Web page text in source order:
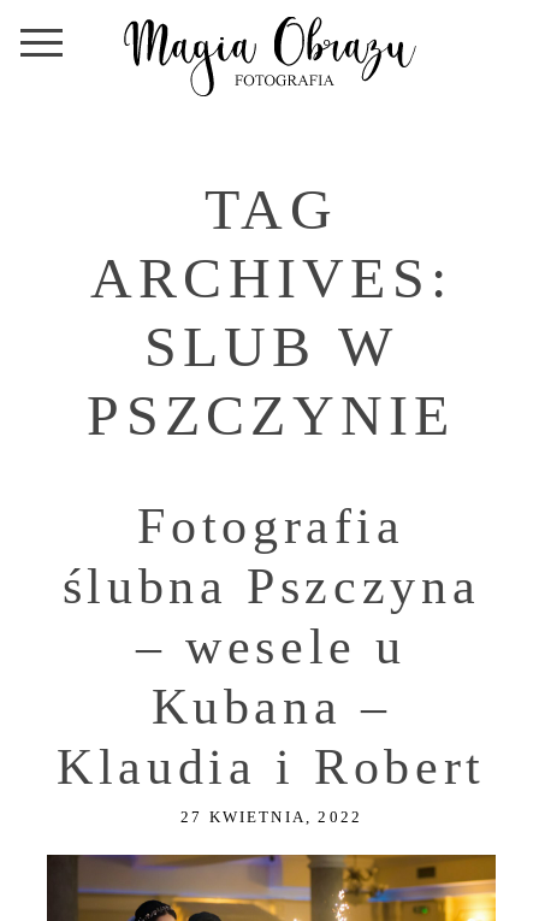
TAG
ARCHIVES:
SLUB W
PSZCZYNIE
Fotografia
ślubna Pszczyna
– wesele u
Kubana –
Klaudia i Robert
27 KWIETNIA, 2022